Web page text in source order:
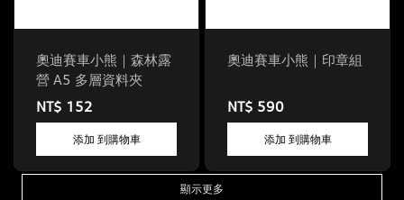
奧迪賽車小熊｜森林露
營 A5 多層資料夾
NT$ 152
添加 到購物車
奧迪賽車小熊｜印章組
NT$ 590
添加 到購物車
顯示更多